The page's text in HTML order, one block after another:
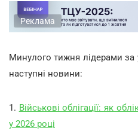
Реклама
Минулого тижня лідерами за
наступні новини:
1. Військові облігації: як
у 2026 році